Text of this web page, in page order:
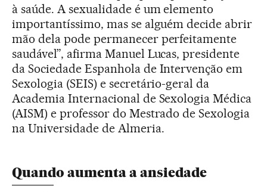
à saúde. A sexualidade é um elemento
importantíssimo, mas se alguém decide abrir
mão dela pode permanecer perfeitamente
saudável”, afirma Manuel Lucas, presidente
da Sociedade Espanhola de Intervenção em
Sexologia (SEIS) e secretário-geral da
Academia Internacional de Sexologia Médica
(AISM) e professor do Mestrado de Sexologia
na Universidade de Almeria.
Quando aumenta a ansiedade